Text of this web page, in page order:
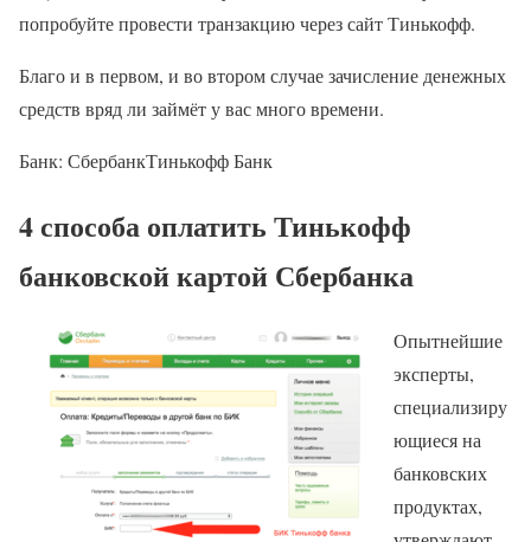
попробуйте провести транзакцию через сайт Тинькофф.
Благо и в первом, и во втором случае зачисление денежных
средств вряд ли займёт у вас много времени.
Банк: СбербанкТинькофф Банк
4 способа оплатить Тинькофф
банковской картой Сбербанка
Опытнейшие
эксперты,
специализиру
ющиеся на
банковских
продуктах,